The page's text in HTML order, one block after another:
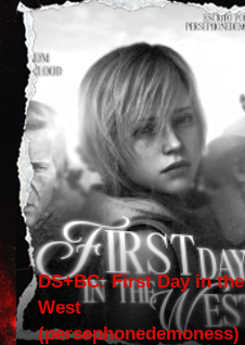
DS+BC: First Day in the
West
(persephonedemoness)